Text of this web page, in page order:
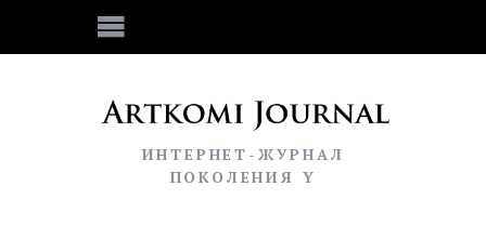
ИНТЕРНЕТ-ЖУРНАЛ
ПОКОЛЕНИЯ Y